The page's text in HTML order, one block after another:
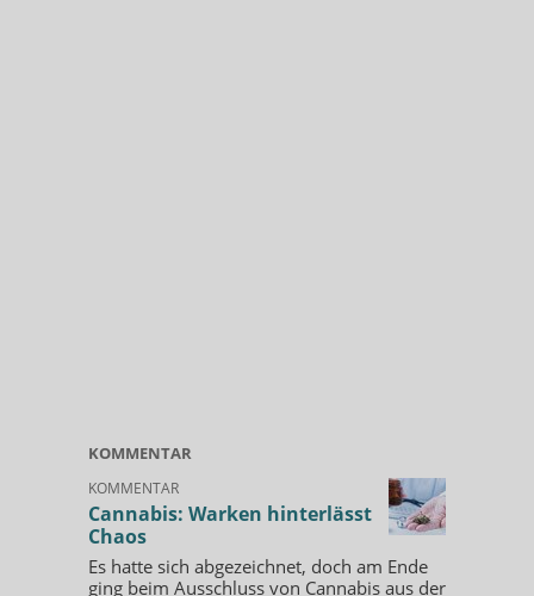
KOMMENTAR
KOMMENTAR
Cannabis: Warken hinterlässt
Chaos
Es hatte sich abgezeichnet, doch am Ende
ging beim Ausschluss von Cannabis aus der